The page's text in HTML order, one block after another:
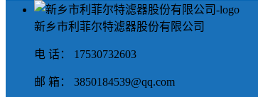
新乡市利菲尔特滤器股份有限公司
电 话： 17530732603
邮 箱： 3850184539@qq.com